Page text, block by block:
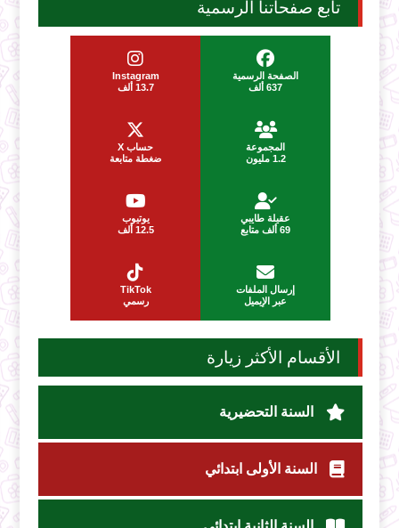
تابع صفحاتنا الرسمية
الصفحة الرسمية
637 ألف
Instagram
13.7 ألف
المجموعة
1.2 مليون
حساب X
ضغطة متابعة
عقيلة طايبي
69 ألف متابع
يوتيوب
12.5 ألف
إرسال الملفات
عبر الإيميل
TikTok
رسمي
الأقسام الأكثر زيارة
السنة التحضيرية
السنة الأولى ابتدائي